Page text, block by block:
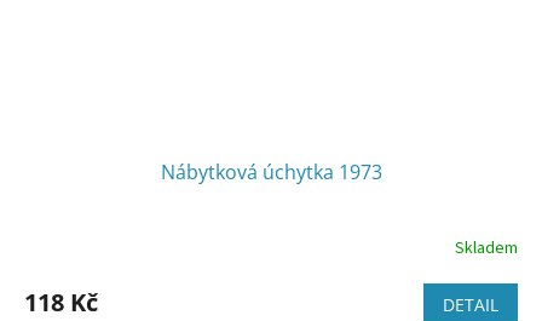
Nábytková úchytka 1973
Skladem
118 Kč DETAIL